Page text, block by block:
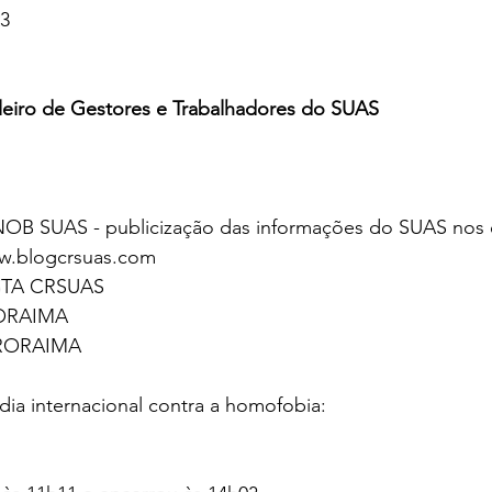
de Gestores e Trabalhadores do SUAS
SUAS - publicização das informações do SUAS nos
CRSUAS
internacional contra a homofobia: